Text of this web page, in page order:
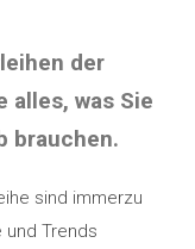
der
alles, was Sie
brauchen.
sind immerzu
Trends